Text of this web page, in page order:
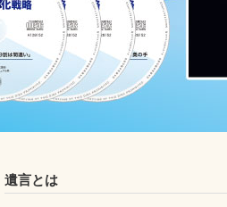
遺言とは